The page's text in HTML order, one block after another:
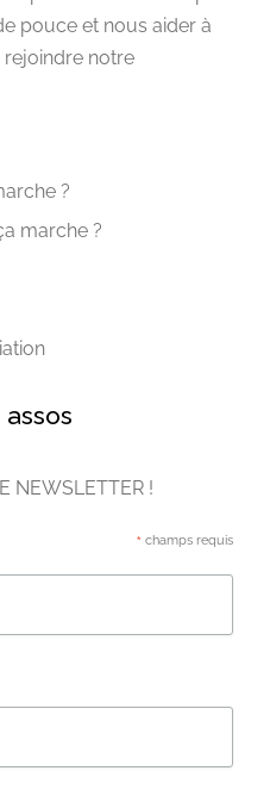
pouce et nous aider à
rejoindre notre
?
marche ?
NEWSLETTER !
*champs requis